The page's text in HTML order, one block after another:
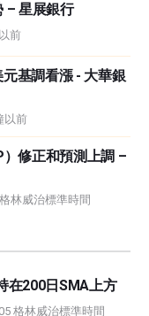
– 星展銀行
前
基調看漲 - 大華銀
以前
修正和預測上調 –
林威治標準時間
在200日SMA上方
格林威治標準時間